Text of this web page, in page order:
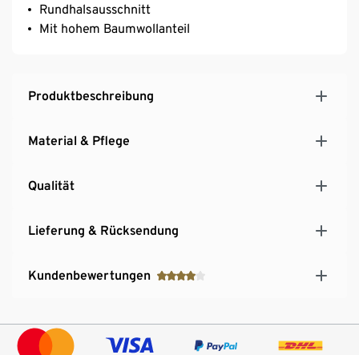
Rundhalsausschnitt
Mit hohem Baumwollanteil
Produktbeschreibung
Material & Pflege
Qualität
Lieferung & Rücksendung
Kundenbewertungen